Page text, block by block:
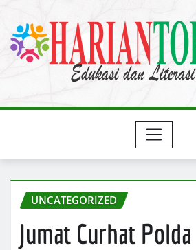
content
UNCATEGORIZED
Jumat Curhat